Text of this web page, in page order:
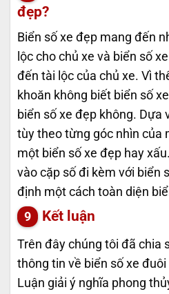
đẹp?
Biển số xe đẹp mang đến
lộc cho chủ xe và biển số
đến tài lộc của chủ xe. Vì
khoăn không biết biển số
biển số xe đẹp không. Dựa
tùy theo từng góc nhìn của
một biển số xe đẹp hay
vào cặp số đi kèm với biển
định một cách toàn diện
Kết luận
Trên đây chúng tôi đã chia
thông tin về biển số xe đuôi
Luận giải ý nghĩa phong